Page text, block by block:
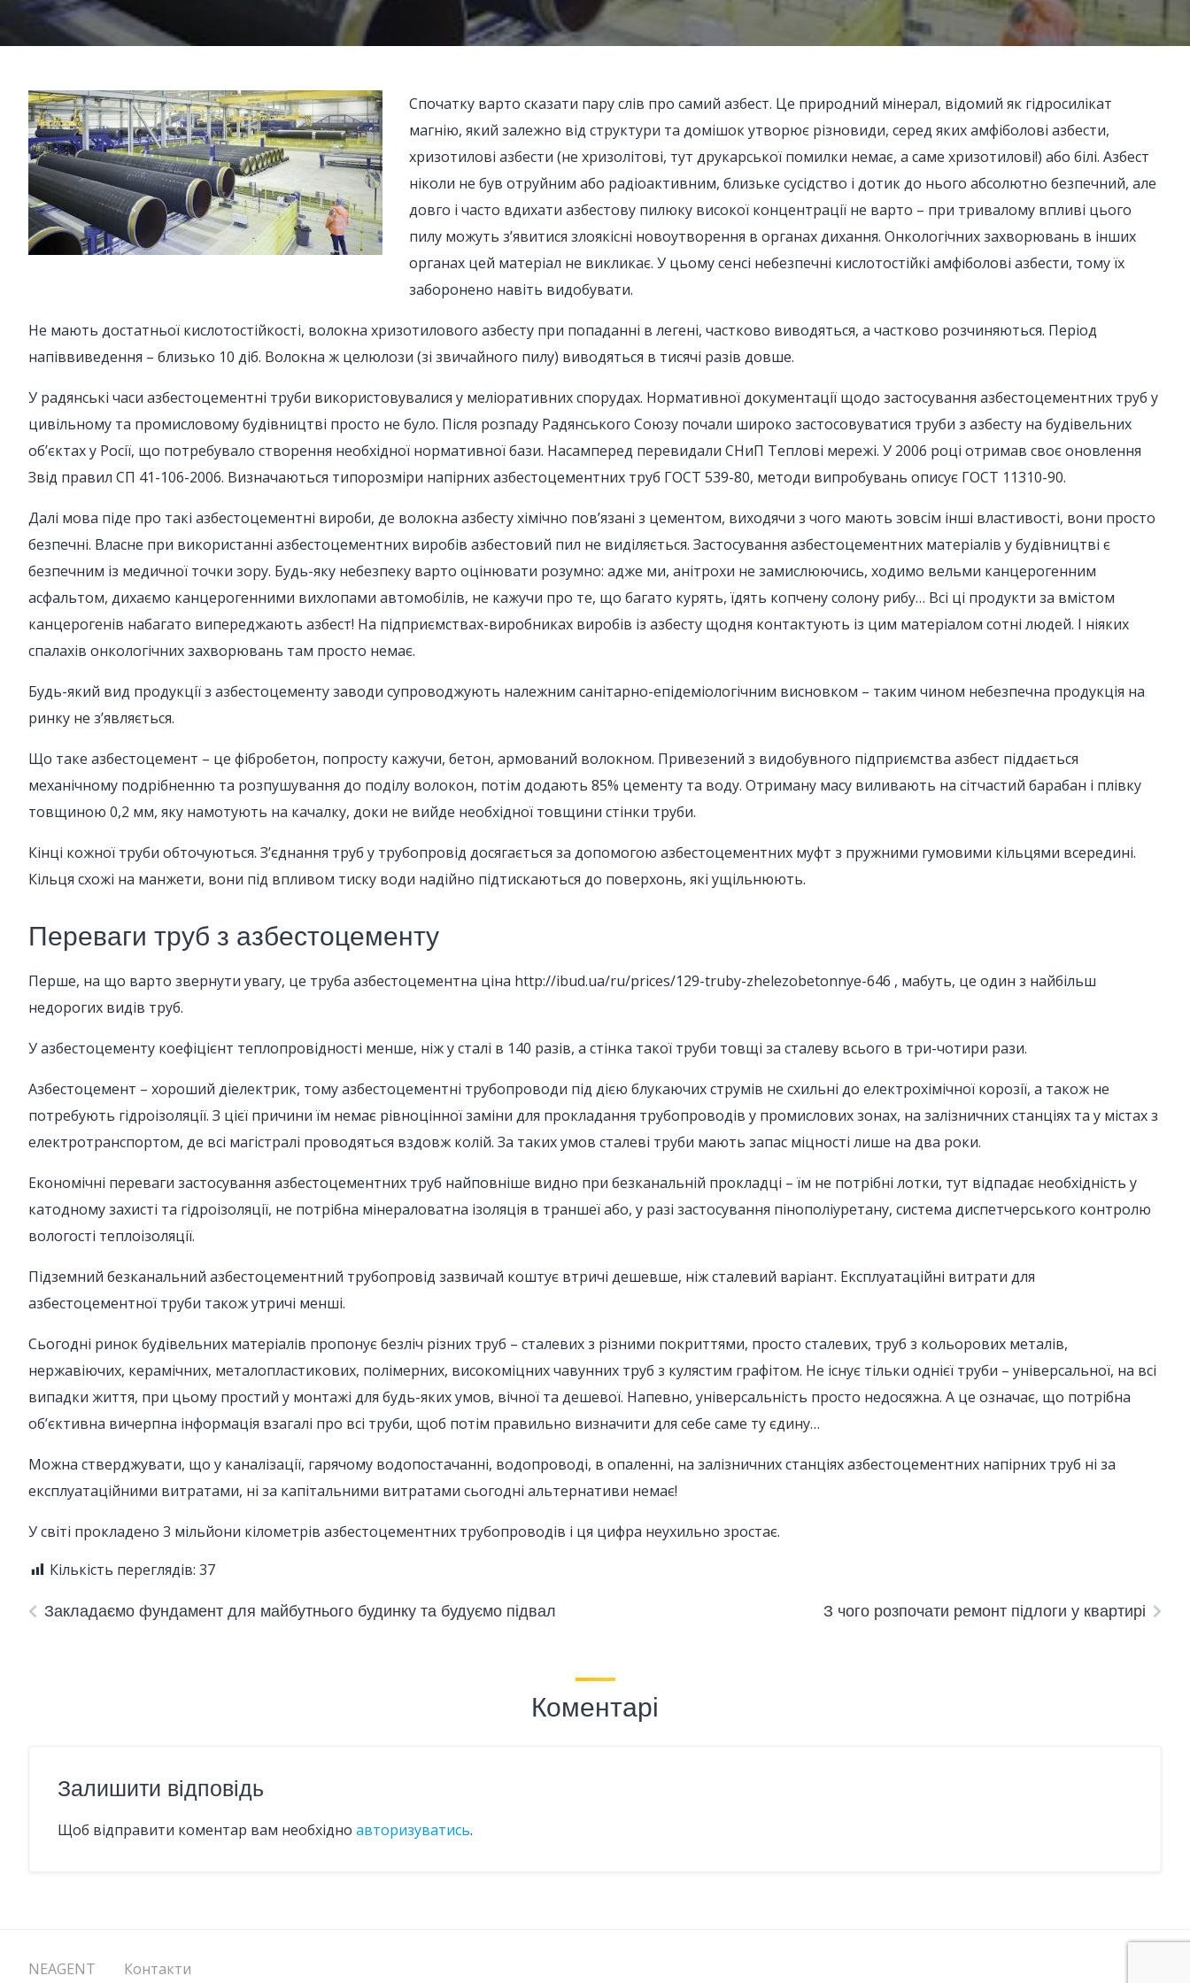
Спочатку варто сказати пару слів про самий азбест. Це природний мінерал, відомий як гідросилікат
магнію, який залежно від структури та домішок утворює різновиди, серед яких амфіболові азбести,
хризотилові азбести (не хризолітові, тут друкарської помилки немає, а саме хризотилові!) або білі. Азбест
ніколи не був отруйним або радіоактивним, близьке сусідство і дотик до нього абсолютно безпечний, але
довго і часто вдихати азбестову пилюку високої концентрації не варто – при тривалому впливі цього
пилу можуть з’явитися злоякісні новоутворення в органах дихання. Онкологічних захворювань в інших
органах цей матеріал не викликає. У цьому сенсі небезпечні кислотостійкі амфіболові азбести, тому їх
заборонено навіть видобувати.
Не мають достатньої кислотостійкості, волокна хризотилового азбесту при попаданні в легені, частково виводяться, а частково розчиняються. Період
напіввиведення – близько 10 діб. Волокна ж целюлози (зі звичайного пилу) виводяться в тисячі разів довше.
У радянські часи азбестоцементні труби використовувалися у меліоративних спорудах. Нормативної документації щодо застосування азбестоцементних труб у
цивільному та промисловому будівництві просто не було. Після розпаду Радянського Союзу почали широко застосовуватися труби з азбесту на будівельних
об’єктах у Росії, що потребувало створення необхідної нормативної бази. Насамперед перевидали СНиП Теплові мережі. У 2006 році отримав своє оновлення
Звід правил СП 41-106-2006. Визначаються типорозміри напірних азбестоцементних труб ГОСТ 539-80, методи випробувань описує ГОСТ 11310-90.
Далі мова піде про такі азбестоцементні вироби, де волокна азбесту хімічно пов’язані з цементом, виходячи з чого мають зовсім інші властивості, вони просто
безпечні. Власне при використанні азбестоцементних виробів азбестовий пил не виділяється. Застосування азбестоцементних матеріалів у будівництві є
безпечним із медичної точки зору. Будь-яку небезпеку варто оцінювати розумно: адже ми, анітрохи не замислюючись, ходимо вельми канцерогенним
асфальтом, дихаємо канцерогенними вихлопами автомобілів, не кажучи про те, що багато курять, їдять копчену солону рибу… Всі ці продукти за вмістом
канцерогенів набагато випереджають азбест! На підприємствах-виробниках виробів із азбесту щодня контактують із цим матеріалом сотні людей. І ніяких
спалахів онкологічних захворювань там просто немає.
Будь-який вид продукції з азбестоцементу заводи супроводжують належним санітарно-епідеміологічним висновком – таким чином небезпечна продукція на
ринку не з’являється.
Що таке азбестоцемент – це фібробетон, попросту кажучи, бетон, армований волокном. Привезений з видобувного підприємства азбест піддається
механічному подрібненню та розпушування до поділу волокон, потім додають 85% цементу та воду. Отриману масу виливають на сітчастий барабан і плівку
товщиною 0,2 мм, яку намотують на качалку, доки не вийде необхідної товщини стінки труби.
Кінці кожної труби обточуються. З’єднання труб у трубопровід досягається за допомогою азбестоцементних муфт з пружними гумовими кільцями всередині.
Кільця схожі на манжети, вони під впливом тиску води надійно підтискаються до поверхонь, які ущільнюють.
Переваги труб з азбестоцементу
Перше, на що варто звернути увагу, це труба азбестоцементна ціна http://ibud.ua/ru/prices/129-truby-zhelezobetonnye-646 , мабуть, це один з найбільш
недорогих видів труб.
У азбестоцементу коефіцієнт теплопровідності менше, ніж у сталі в 140 разів, а стінка такої труби товщі за сталеву всього в три-чотири рази.
Азбестоцемент – хороший діелектрик, тому азбестоцементні трубопроводи під дією блукаючих струмів не схильні до електрохімічної корозії, а також не
потребують гідроізоляції. З цієї причини їм немає рівноцінної заміни для прокладання трубопроводів у промислових зонах, на залізничних станціях та у містах з
електротранспортом, де всі магістралі проводяться вздовж колій. За таких умов сталеві труби мають запас міцності лише на два роки.
Економічні переваги застосування азбестоцементних труб найповніше видно при безканальній прокладці – їм не потрібні лотки, тут відпадає необхідність у
катодному захисті та гідроізоляції, не потрібна мінераловатна ізоляція в траншеї або, у разі застосування пінополіуретану, система диспетчерського контролю
вологості теплоізоляції.
Підземний безканальний азбестоцементний трубопровід зазвичай коштує втричі дешевше, ніж сталевий варіант. Експлуатаційні витрати для
азбестоцементної труби також утричі менші.
Сьогодні ринок будівельних матеріалів пропонує безліч різних труб – сталевих з різними покриттями, просто сталевих, труб з кольорових металів,
нержавіючих, керамічних, металопластикових, полімерних, високоміцних чавунних труб з кулястим графітом. Не існує тільки однієї труби – універсальної, на всі
випадки життя, при цьому простий у монтажі для будь-яких умов, вічної та дешевої. Напевно, універсальність просто недосяжна. А це означає, що потрібна
об’єктивна вичерпна інформація взагалі про всі труби, щоб потім правильно визначити для себе саме ту єдину…
Можна стверджувати, що у каналізації, гарячому водопостачанні, водопроводі, в опаленні, на залізничних станціях азбестоцементних напірних труб ні за
експлуатаційними витратами, ні за капітальними витратами сьогодні альтернативи немає!
У світі прокладено 3 мільйони кілометрів азбестоцементних трубопроводів і ця цифра неухильно зростає.
Кількість переглядів: 37
Закладаємо фундамент для майбутнього будинку та будуємо підвал З чого розпочати ремонт підлоги у квартирі
Коментарі
Залишити відповідь
Щоб відправити коментар вам необхідно авторизуватись.
NEAGENT Контакти